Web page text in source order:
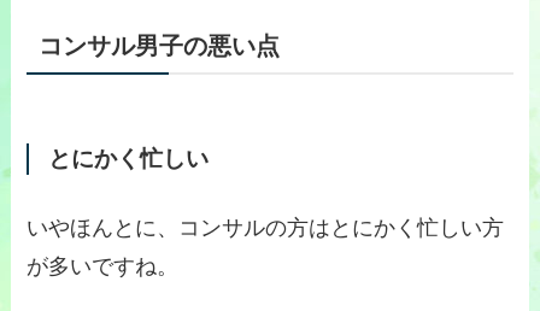
コンサル男子の悪い点
とにかく忙しい
いやほんとに、コンサルの方はとにかく忙しい方
が多いですね。